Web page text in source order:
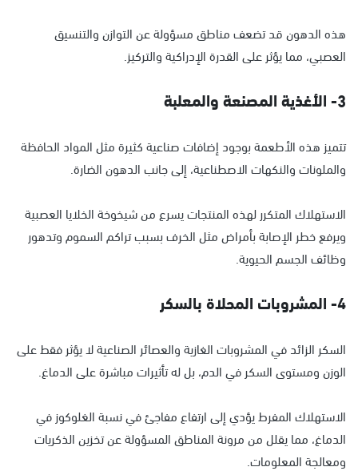
هذه الدهون قد تضعف مناطق مسؤولة عن التوازن والتنسيق
العصبي، مما يؤثر على القدرة الإدراكية والتركيز.
3- الأغذية المصنعة والمعلبة
تتميز هذه الأطعمة بوجود إضافات صناعية كثيرة مثل المواد الحافظة
والملونات والنكهات الاصطناعية، إلى جانب الدهون الضارة.
الاستهلاك المتكرر لهذه المنتجات يسرع من شيخوخة الخلايا العصبية
ويرفع خطر الإصابة بأمراض مثل الخرف بسبب تراكم السموم وتدهور
وظائف الجسم الحيوية.
4- المشروبات المحلاة بالسكر
السكر الزائد في المشروبات الغازية والعصائر الصناعية لا يؤثر فقط على
الوزن ومستوى السكر في الدم، بل له تأثيرات مباشرة على الدماغ.
الاستهلاك المفرط يؤدي إلى ارتفاع مفاجئ في نسبة الغلوكوز في
الدماغ، مما يقلل من مرونة المناطق المسؤولة عن تخزين الذكريات
ومعالجة المعلومات.